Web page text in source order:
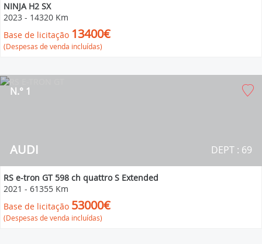
NINJA H2 SX
2023 - 14320 Km
Base de licitação 13400€
(Despesas de venda incluídas)
AUDI
N.° 1
DEPT : 69
RS e-tron GT 598 ch quattro S Extended
2021 - 61355 Km
Base de licitação 53000€
(Despesas de venda incluídas)